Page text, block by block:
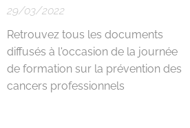
29/03/2022
Retrouvez tous les documents
diffusés à l'occasion de la journée
de formation sur la prévention des
cancers professionnels